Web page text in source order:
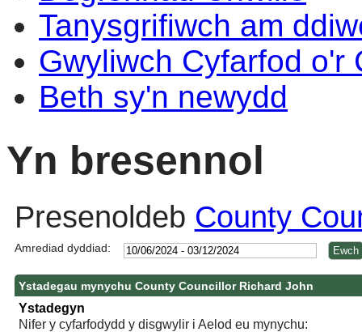
Tanysgrifiwch am
Gwyliwch Cyfarfod o'r
Beth sy'n newydd
Yn bresennol
Presenoldeb County
Amrediad dyddiad:
Ystadegau mynychu County Councillor Richard John
Ystadegyn
Nifer y cyfarfodydd y disgwylir i Aelod eu mynychu: